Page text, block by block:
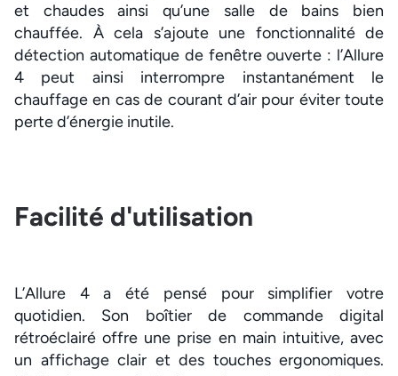
et chaudes ainsi qu’une salle de bains bien
chauffée. À cela s’ajoute une fonctionnalité de
détection automatique de fenêtre ouverte : l’Allure
4 peut ainsi interrompre instantanément le
chauffage en cas de courant d’air pour éviter toute
perte d’énergie inutile.
Facilité d'utilisation
L’Allure 4 a été pensé pour simplifier votre
quotidien. Son boîtier de commande digital
rétroéclairé offre une prise en main intuitive, avec
un affichage clair et des touches ergonomiques.